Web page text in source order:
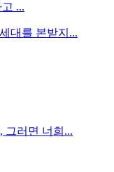
...
대를 본받지...
그러면 너희...